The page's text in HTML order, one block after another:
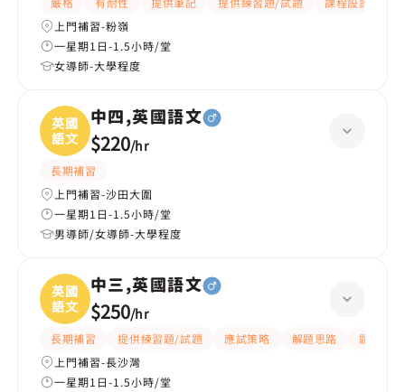
上門補習-粉嶺
一星期1日-1.5小時/堂
女導師-大學程度
英國
語文
中四,英國語文
$220/hr
長期補習
上門補習-沙田大圍
一星期1日-1.5小時/堂
男導師/女導師-大學程度
英國
語文
中三,英國語文
$250/hr
長期補習 提供練習題/試題 應試策略 解題思路
題目講解
上門補習-長沙灣
一星期1日-1.5小時/堂